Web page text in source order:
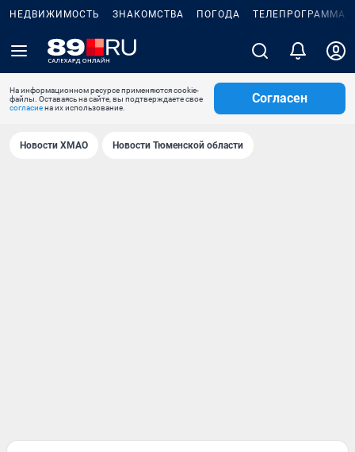
НЕДВИЖИМОСТЬ ЗНАКОМСТВА ПОГОДА ТЕЛЕПРОГРАММА
На информационном ресурсе применяются cookie-
файлы. Оставаясь на сайте, вы подтверждаете свое
согласиена их использование.
Согласен
Новости ХМАО Новости Тюменской области